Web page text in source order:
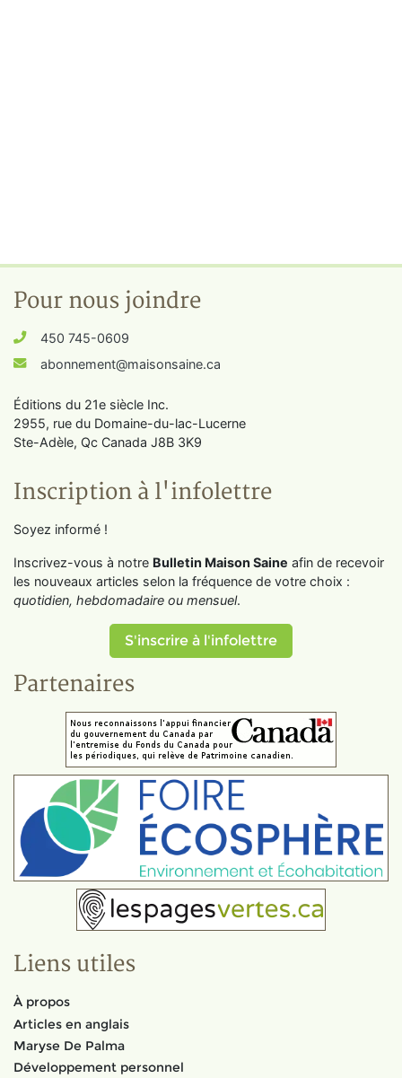
Pour nous joindre
450 745-0609
abonnement@maisonsaine.ca
Éditions du 21e siècle Inc.
2955, rue du Domaine-du-lac-Lucerne
Ste-Adèle, Qc Canada J8B 3K9
Inscription à l'infolettre
Soyez informé !
Inscrivez-vous à notre Bulletin Maison Saine afin de recevoir
les nouveaux articles selon la fréquence de votre choix :
quotidien, hebdomadaire ou mensuel.
S'inscrire à l'infolettre
Partenaires
Liens utiles
À propos
Articles en anglais
Maryse De Palma
Développement personnel